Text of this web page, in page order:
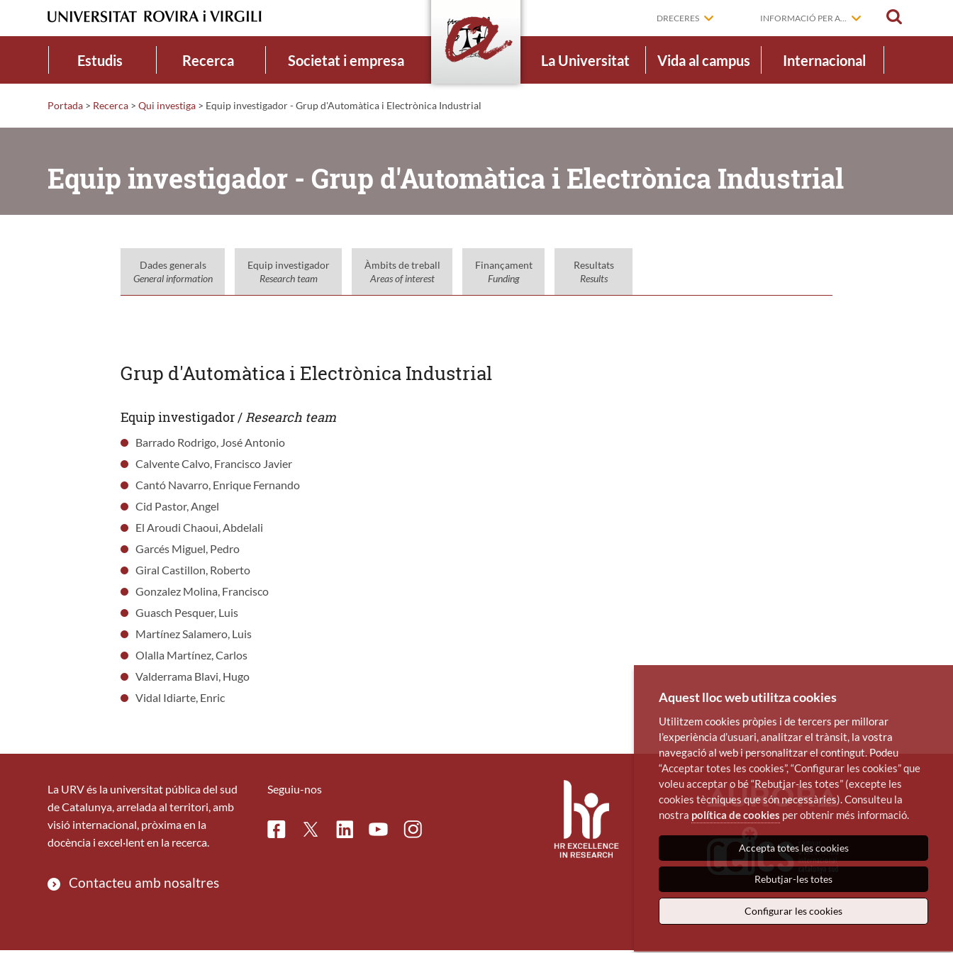
DRECERES INFORMACIÓ PER A...
Estudis Recerca Societat i empresa La Universitat Vida al campus Internacional
Portada > Recerca > Qui investiga > Equip investigador - Grup d'Automàtica i Electrònica Industrial
Equip investigador - Grup d'Automàtica i Electrònica Industrial
Dades generals
General information
Equip investigador
Research team
Àmbits de treball
Areas of interest
Finançament
Funding
Resultats
Results
Grup d'Automàtica i Electrònica Industrial
Equip investigador / Research team
Barrado Rodrigo, José Antonio
Calvente Calvo, Francisco Javier
Cantó Navarro, Enrique Fernando
Cid Pastor, Angel
El Aroudi Chaoui, Abdelali
Garcés Miguel, Pedro
Giral Castillon, Roberto
Gonzalez Molina, Francisco
Guasch Pesquer, Luis
Martínez Salamero, Luis
Olalla Martínez, Carlos
Valderrama Blavi, Hugo
Vidal Idiarte, Enric
La URV és la universitat pública del sud
de Catalunya, arrelada al territori, amb
visió internacional, pròxima en la
docència i excel·lent en la recerca.
Contacteu amb nosaltres
Seguiu-nos
FacebookTwitterLinkedinYoutubeInstagram
Aquest lloc web utilitza cookies
Utilitzem cookies pròpies i de tercers per millorar
l’experiència d’usuari, analitzar el trànsit, la vostra
navegació al web i personalitzar el contingut. Podeu
“Acceptar totes les cookies”, “Configurar les cookies” que
voleu acceptar o bé “Rebutjar-les totes” (excepte les
cookies tècniques que són necessàries). Consulteu la
nostra política de cookies per obtenir més informació.
Accepta totes les cookies
Rebutjar-les totes
Configurar les cookies